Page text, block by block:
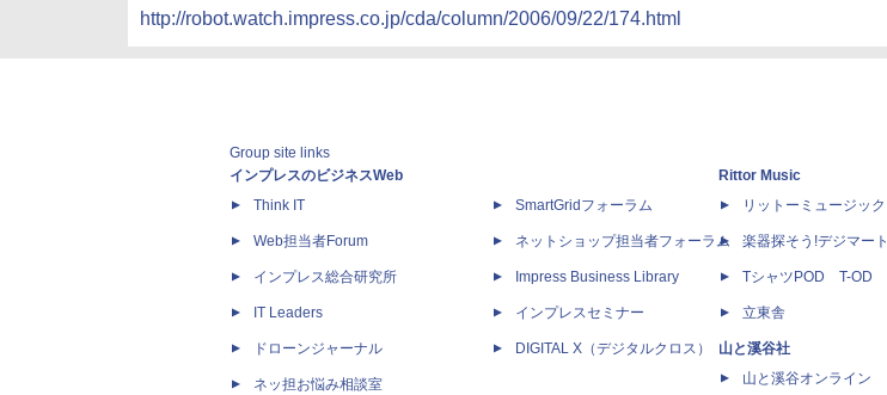
http://robot.watch.impress.co.jp/cda/column/2006/09/22/174.html
Group site links
インプレスのビジネスWeb
Think IT
Web担当者Forum
インプレス総合研究所
IT Leaders
ドローンジャーナル
ネッ担お悩み相談室
SmartGridフォーラム
ネットショップ担当者フォーラム
Impress Business Library
インプレスセミナー
DIGITAL X（デジタルクロス）
Rittor Music
リットーミュージック
楽器探そう!デジマート
TシャツPOD T-OD
立東舎
山と溪谷社
山と溪谷オンライン